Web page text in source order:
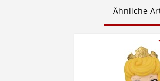
Ähnliche